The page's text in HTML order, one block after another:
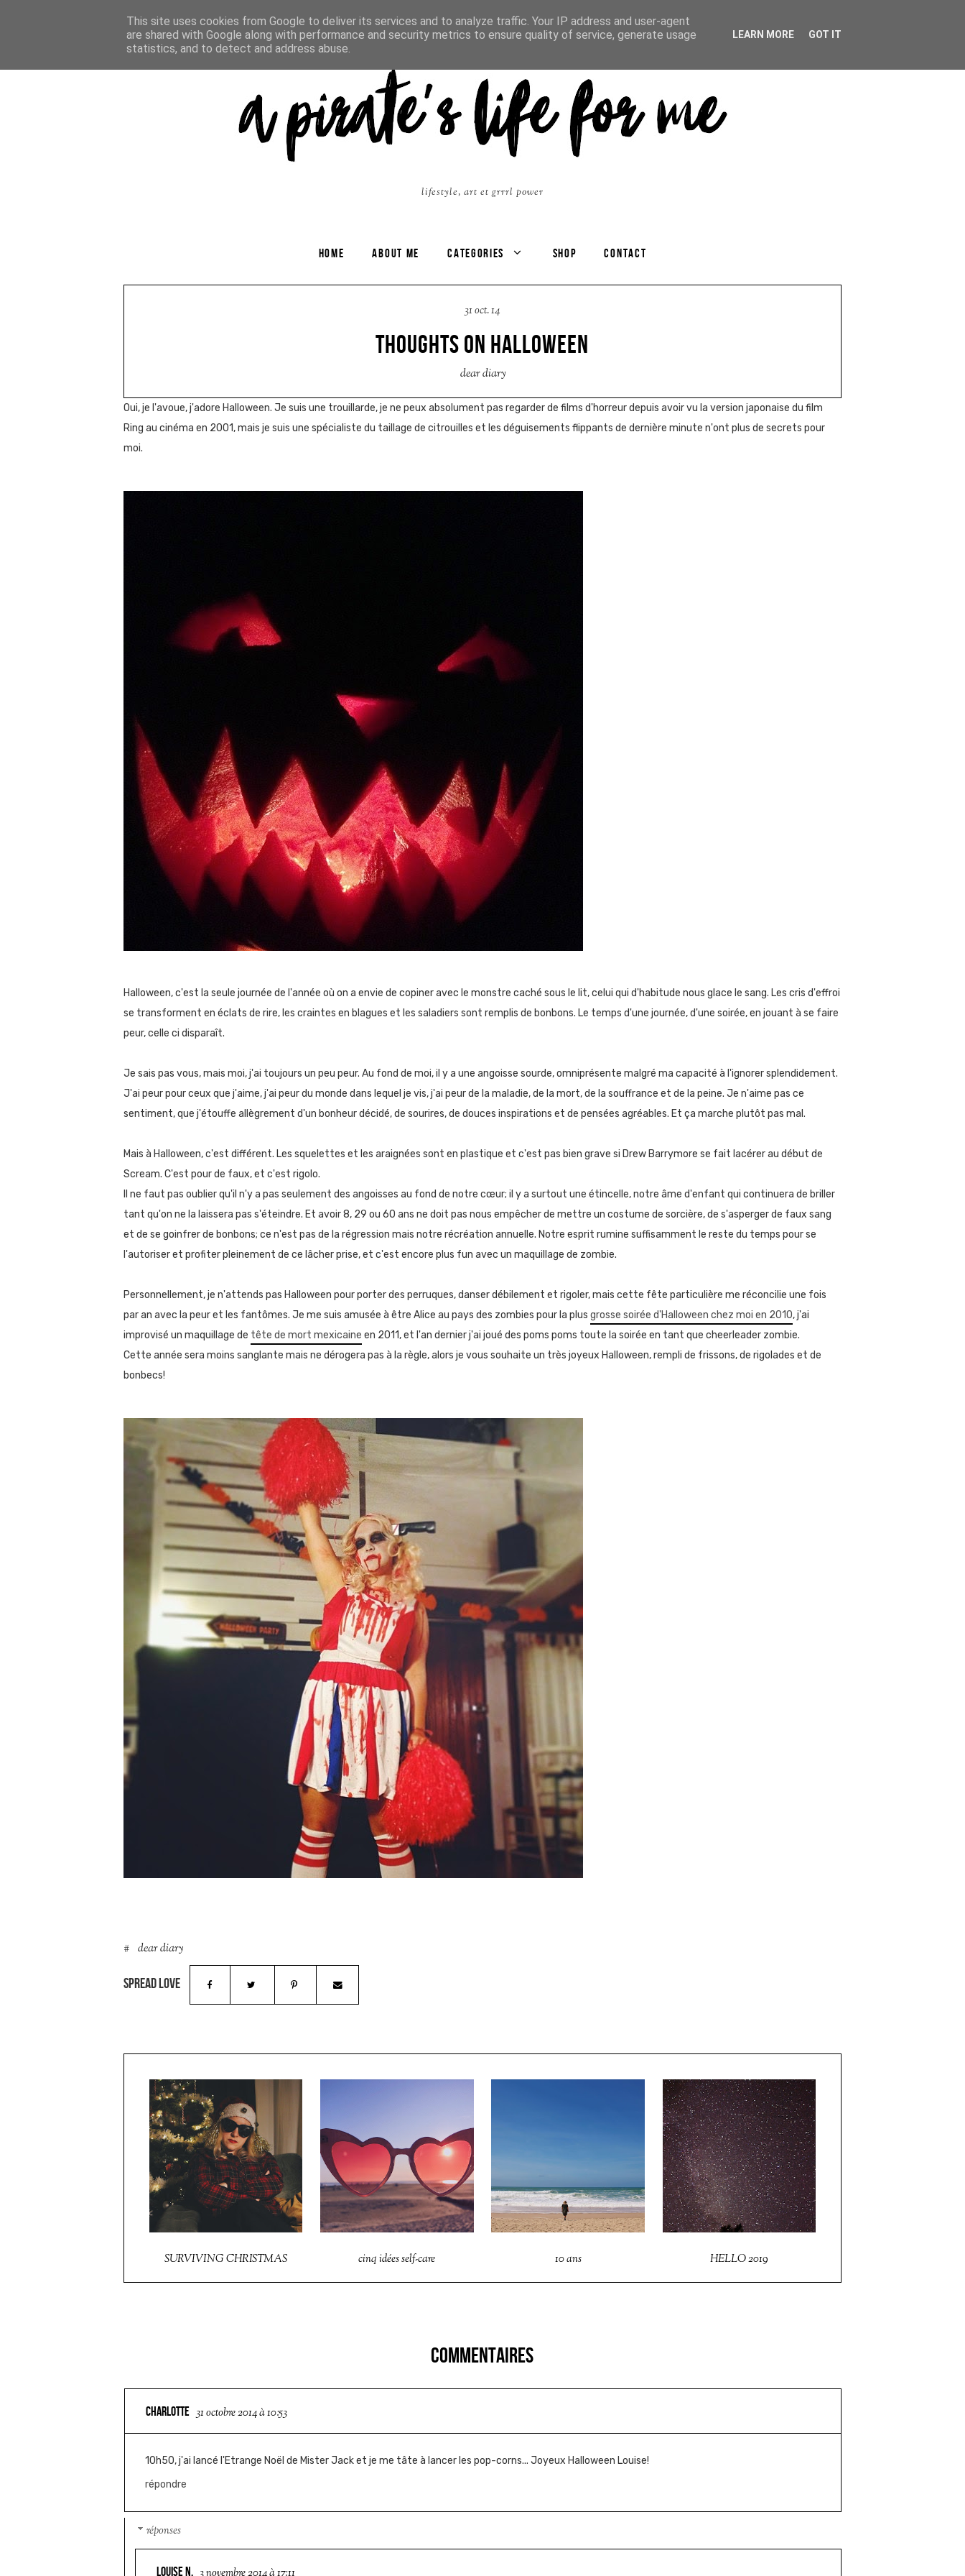
lifestyle, art et grrrl power
HOME ABOUT ME CATEGORIES SHOP CONTACT
31 oct. 14
THOUGHTS ON HALLOWEEN
dear diary
Oui, je l'avoue, j'adore Halloween. Je suis une trouillarde, je ne peux absolument pas regarder de films d'horreur depuis avoir vu la version japonaise du film
Ring au cinéma en 2001, mais je suis une spécialiste du taillage de citrouilles et les déguisements flippants de dernière minute n'ont plus de secrets pour
moi.
Halloween, c'est la seule journée de l'année où on a envie de copiner avec le monstre caché sous le lit, celui qui d'habitude nous glace le sang. Les cris d'effroi
se transforment en éclats de rire, les craintes en blagues et les saladiers sont remplis de bonbons. Le temps d'une journée, d'une soirée, en jouant à se faire
peur, celle ci disparaît.
Je sais pas vous, mais moi, j'ai toujours un peu peur. Au fond de moi, il y a une angoisse sourde, omniprésente malgré ma capacité à l'ignorer splendidement.
J'ai peur pour ceux que j'aime, j'ai peur du monde dans lequel je vis, j'ai peur de la maladie, de la mort, de la souffrance et de la peine. Je n'aime pas ce
sentiment, que j'étouffe allègrement d'un bonheur décidé, de sourires, de douces inspirations et de pensées agréables. Et ça marche plutôt pas mal.
Mais à Halloween, c'est différent. Les squelettes et les araignées sont en plastique et c'est pas bien grave si Drew Barrymore se fait lacérer au début de
Scream. C'est pour de faux, et c'est rigolo.
Il ne faut pas oublier qu'il n'y a pas seulement des angoisses au fond de notre cœur; il y a surtout une étincelle, notre âme d'enfant qui continuera de briller
tant qu'on ne la laissera pas s'éteindre. Et avoir 8, 29 ou 60 ans ne doit pas nous empêcher de mettre un costume de sorcière, de s'asperger de faux sang
et de se goinfrer de bonbons; ce n'est pas de la régression mais notre récréation annuelle. Notre esprit rumine suffisamment le reste du temps pour se
l'autoriser et profiter pleinement de ce lâcher prise, et c'est encore plus fun avec un maquillage de zombie.
Personnellement, je n'attends pas Halloween pour porter des perruques, danser débilement et rigoler, mais cette fête particulière me réconcilie une fois
par an avec la peur et les fantômes. Je me suis amusée à être Alice au pays des zombies pour la plus grosse soirée d'Halloween chez moi en 2010, j'ai
improvisé un maquillage de tête de mort mexicaine en 2011, et l'an dernier j'ai joué des poms poms toute la soirée en tant que cheerleader zombie.
Cette année sera moins sanglante mais ne dérogera pas à la règle, alors je vous souhaite un très joyeux Halloween, rempli de frissons, de rigolades et de
bonbecs!
dear diary
SURVIVING CHRISTMAS cinq idées self-care 10 ans HELLO 2019
COMMENTAIRES
CHARLOTTE 31 octobre 2014 à 10:53
10h50, j'ai lancé l'Etrange Noël de Mister Jack et je me tâte à lancer les pop-corns... Joyeux Halloween Louise!
répondre
réponses
LOUISE N.
This site uses cookies from Google to deliver its services and to analyze traffic. Your IP address and user-agent
are shared with Google along with performance and security metrics to ensure quality of service, generate usage
statistics, and to detect and address abuse.
LEARN MORE GOT IT